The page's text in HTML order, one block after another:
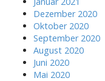
Dezember 2020
Oktober 2020
September 2020
August 2020
Juni 2020
Mai 2020